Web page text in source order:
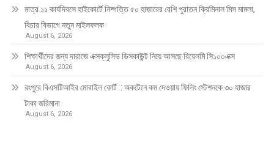
মাত্র ১১ কার্যদিবসে হাইকোর্টে নিষ্পত্তি ৫০ হাজারের বেশি পুরাতন ক্রিমিনাল মিস মামলা,
বিচার বিভাগে নতুন মাইলফলক
August 6, 2026
শিক্ষার্থীদের জন্য দারাজে এক্সক্লুসিভ ডিসকাউন্ট নিয়ে আসছে রিয়েলমি সি১০০এক্স
August 6, 2026
রংপুরে বিএসটিআইর মোবাইল কোর্ট : অকটেনে কম দেওয়ায় ফিলিং স্টেশনকে ৩০ হাজার
টাকা জরিমানা
August 6, 2026